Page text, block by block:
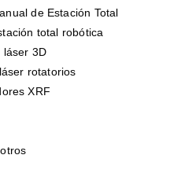
de Estación Total
total robótica
láser 3D
rotatorios
XRF